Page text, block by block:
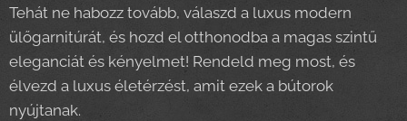
Tehát ne habozz tovább, válaszd a luxus modern
ülőgarnitúrát, és hozd el otthonodba a magas szintű
eleganciát és kényelmet! Rendeld meg most, és
élvezd a luxus életérzést, amit ezek a bútorok
nyújtanak.